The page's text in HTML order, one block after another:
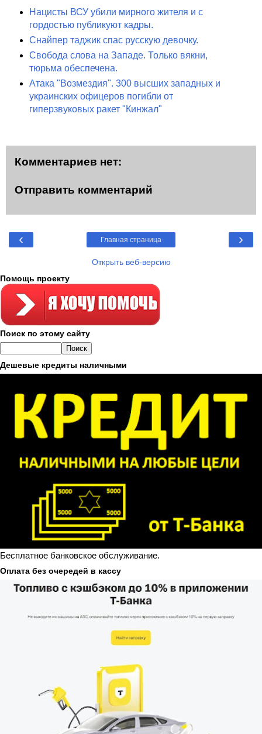
Нацисты ВСУ убили мирного жителя и с
гордостью публикуют кадры.
Снайпер таджик спас русскую девочку.
Свобода слова на Западе. Только вякни,
тюрьма обеспечена.
Атака "Возмездия". 300 высших западных и
украинских офицеров погибли от
гиперзвуковых ракет "Кинжал"
Комментариев нет:
Отправить комментарий
‹ ›
Главная страница
Открыть веб-версию
Помощь проекту
Поиск по этому сайту
Дешевые кредиты наличными
Бесплатное банковское обслуживание.
Оплата без очередей в кассу